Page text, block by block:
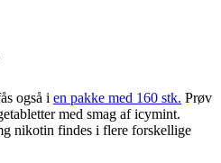
også i en pakke med 160 stk. Prøv
med smag af icymint.
nikotin findes i flere forskellige